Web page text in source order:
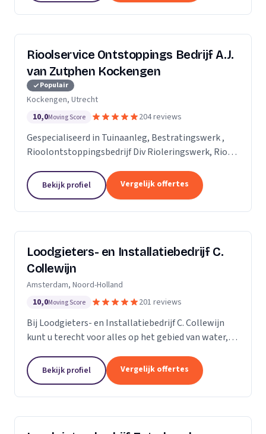
Rioolservice Ontstoppings Bedrijf A.J.
van Zutphen Kockengen
Populair
Kockengen, Utrecht
10,0Moving Score 204 reviews
Gespecialiseerd in Tuinaanleg, Bestratingswerk ,
Rioolontstoppingsbedrijf Div Rioleringswerk, Riool
vervangen. Rioolcamera, Riooldetectie...
Bekijk profiel Vergelijk offertes
Loodgieters- en Installatiebedrijf C.
Collewijn
Amsterdam, Noord-Holland
10,0Moving Score 201 reviews
Bij Loodgieters- en Installatiebedrijf C. Collewijn
kunt u terecht voor alles op het gebied van water,
zinkwerken. Voor vakkundig installeren,...
Bekijk profiel Vergelijk offertes